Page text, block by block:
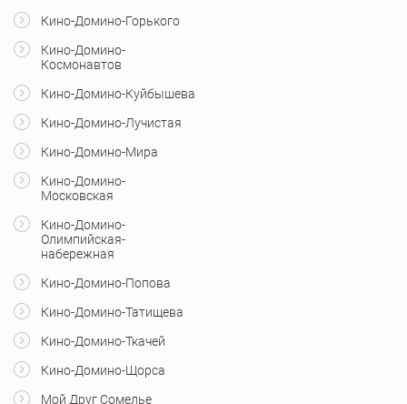
Кино-Домино-Горького
Кино-Домино-
Космонавтов
Кино-Домино-Куйбышева
Кино-Домино-Лучистая
Кино-Домино-Мира
Кино-Домино-
Московская
Кино-Домино-
Олимпийская-
набережная
Кино-Домино-Попова
Кино-Домино-Татищева
Кино-Домино-Ткачей
Кино-Домино-Щорса
Мой Друг Сомелье